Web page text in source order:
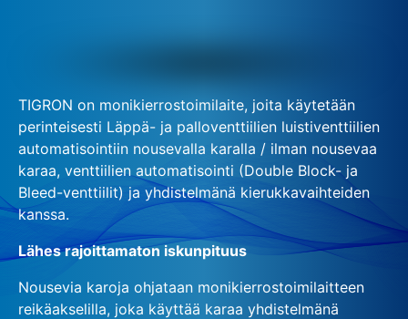
TIGRON on monikierrostoimilaite, joita käytetään
perinteisesti Läppä- ja palloventtiilien luistiventtiilien
automatisointiin nousevalla karalla / ilman nousevaa
karaa, venttiilien automatisointi (Double Block- ja
Bleed-venttiilit) ja yhdistelmänä kierukkavaihteiden
kanssa.
Lähes rajoittamaton iskunpituus
Nousevia karoja ohjataan monikierrostoimilaitteen
reikäakselilla, joka käyttää karaa yhdistelmänä